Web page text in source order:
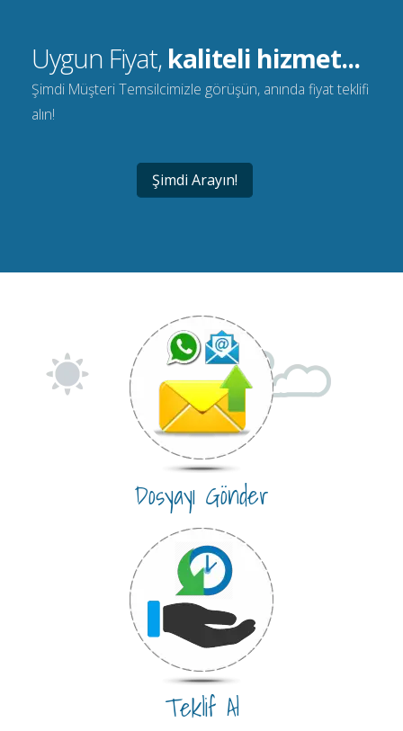
Uygun Fiyat, kaliteli hizmet...
Şimdi Müşteri Temsilcimizle görüşün, anında fiyat teklifi
alın!
Şimdi Arayın!
Dosyayı Gönder
Teklif Al